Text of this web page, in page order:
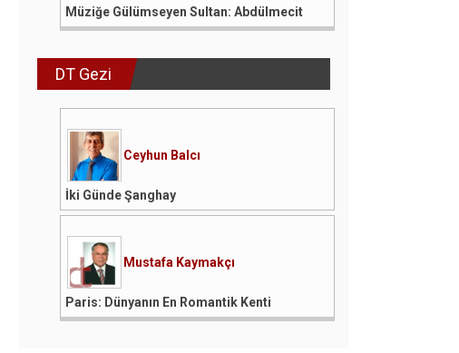
Müziğe Gülümseyen Sultan: Abdülmecit
DT Gezi
Ceyhun Balcı
İki Günde Şanghay
Mustafa Kaymakçı
Paris: Dünyanın En Romantik Kenti